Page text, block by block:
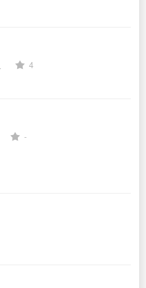
4
-